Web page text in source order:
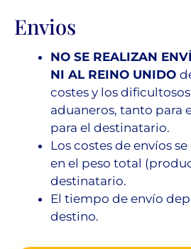
Envios
NO SE REALIZAN
NI AL REINO UNIDO
costes y los
aduaneros, tanto para
para el destinatario.
Los costes de envíos
en el peso total
destinatario.
El tiempo de envío
destino.